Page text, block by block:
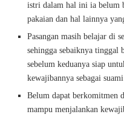
istri dalam hal ini ia belum
pakaian dan hal lainnya
Pasangan masih belajar di
sehingga sebaiknya tinggal
sebelum keduanya siap
kewajibannya sebagai
Belum dapat berkomitmen
mampu menjalankan